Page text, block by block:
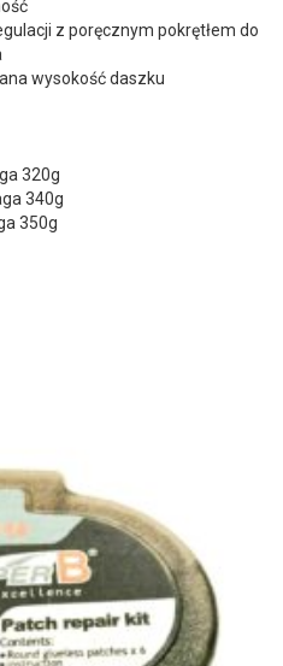
z poręcznym pokrętłem do
wysokość daszku
320g
340g
350g